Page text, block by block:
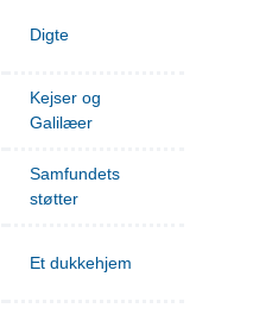
Digte
Kejser og
Galilæer
Samfundets
støtter
Et dukkehjem